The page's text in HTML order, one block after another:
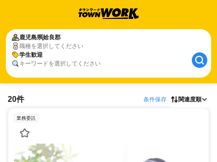
鹿児島県姶良郡
職種を選択してください
学生歓迎
キーワードを選択してください
20件 条件保存 関連度順
業務委託